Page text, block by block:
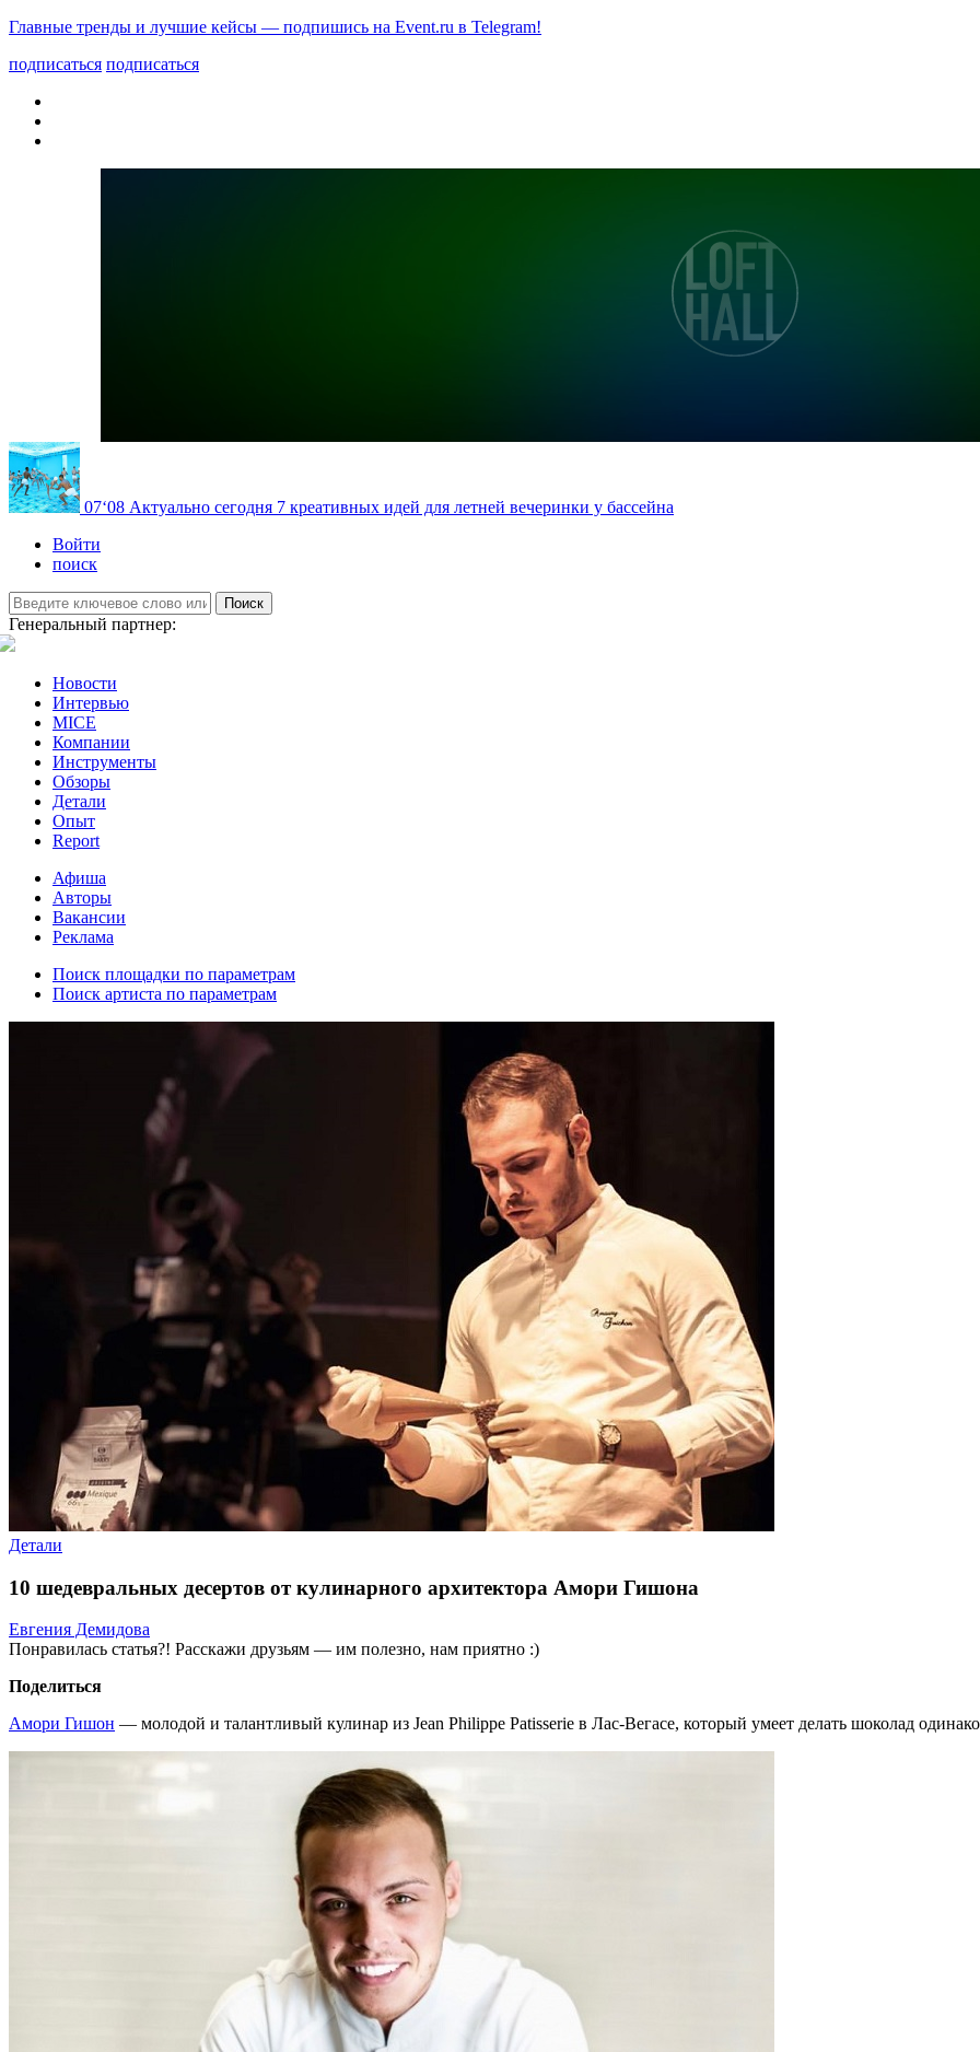
Главные тренды и лучшие кейсы — подпишись на Event.ru в Telegram!
подписаться подписаться
07‘08 Актуально сегодня 7 креативных идей для летней вечеринки у бассейна
Войти
поиск
Поиск
Генеральный партнер:
Новости
Интервью
MICE
Компании
Инструменты
Обзоры
Детали
Опыт
Report
Афиша
Авторы
Вакансии
Реклама
Поиск площадки по параметрам
Поиск артиста по параметрам
Детали
10 шедевральных десертов от кулинарного архитектора Амори Гишона
Евгения Демидова
Понравилась статья?! Расскажи друзьям — им полезно, нам приятно :)
Поделиться
Амори Гишон — молодой и талантливый кулинар из Jean Philippe Patisserie в Лас-Вегасе, который умеет делать шоколад